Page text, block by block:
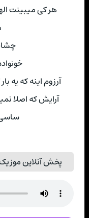
هر کی میبینت
آرزوم اینه که یه
آرایش که اصلا
پخش آنلاین